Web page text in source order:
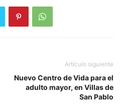
Artículo siguiente
Nuevo Centro de Vida para el
adulto mayor, en Villas de
San Pablo